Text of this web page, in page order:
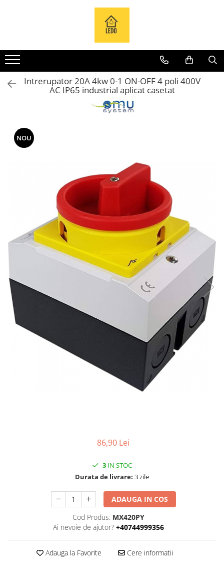
Becuri
Becuri LED
Tuburi LED
Dulapuri metalice
Tablouri din plastic
Accesorii tablouri electrice
Aparataj tablouri electrice
Sigurante automate
Sigurante fuzibile
Contactoare si relee
Intrerupatoare pentru tablouri
Lampi
Industriale
Proiectoare
Stradale
Aplice si plafoniere
Cleme diverse
Intrerupator 20A 4kw 0-1 ON-OFF 4 poli 400V
AC IP65 industrial aplicat casetat
NOU
86,90 Lei
3 IN STOC
Durata de livrare: 3 zile
ADAUGA IN COS
Cod Produs: MX420PY
Ai nevoie de ajutor? +40744999356
Adauga la Favorite Cere informatii